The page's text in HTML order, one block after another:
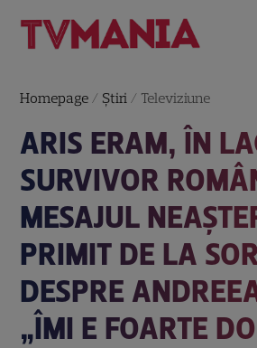
Homepage / Știri / Televiziune
ARIS ERAM, ÎN
SURVIVOR
MESAJUL
PRIMIT DE LA
DESPRE
„ÎMI E FOARTE